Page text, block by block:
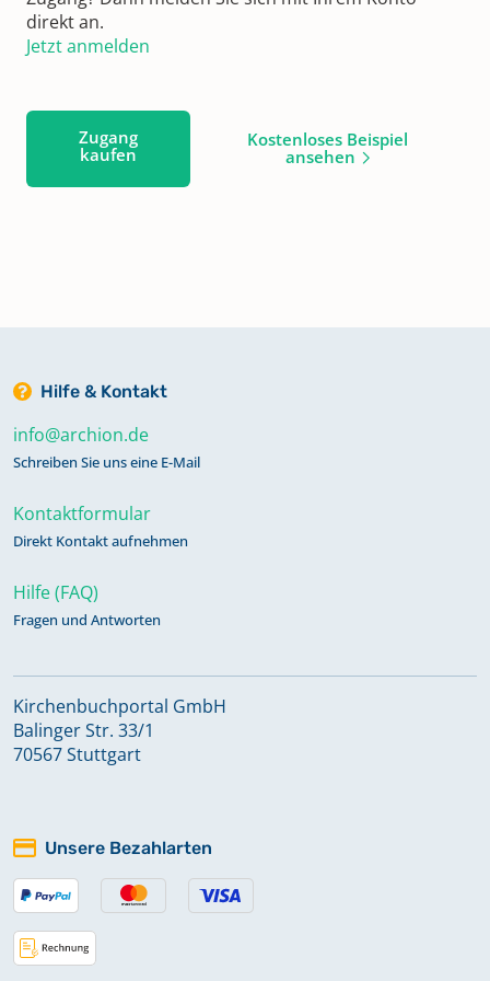
direkt an.
Jetzt anmelden
Zugang
kaufen
Kostenloses Beispiel
ansehen
Hilfe & Kontakt
info@archion.de
Schreiben Sie uns eine E-Mail
Kontaktformular
Direkt Kontakt aufnehmen
Hilfe (FAQ)
Fragen und Antworten
Kirchenbuchportal GmbH
Balinger Str. 33/1
70567 Stuttgart
Unsere Bezahlarten